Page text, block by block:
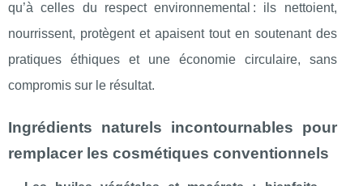
qu’à celles du respect environnemental : ils nettoient,
nourrissent, protègent et apaisent tout en soutenant des
pratiques éthiques et une économie circulaire, sans
compromis sur le résultat.
Ingrédients naturels incontournables pour
remplacer les cosmétiques conventionnels